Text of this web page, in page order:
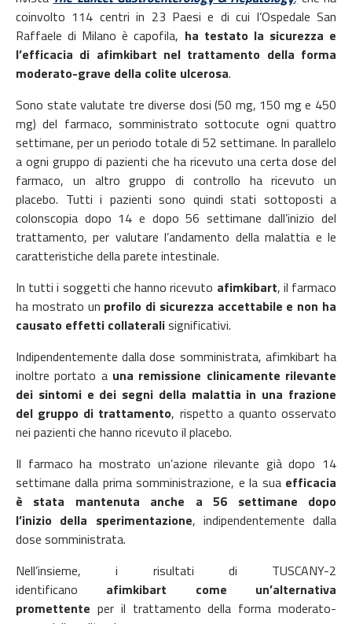
coinvolto 114 centri in 23 Paesi e di cui l’Ospedale San
Raffaele di Milano è capofila, ha testato la sicurezza e
l’efficacia di afimkibart nel trattamento della forma
moderato-grave della colite ulcerosa.
Sono state valutate tre diverse dosi (50 mg, 150 mg e 450
mg) del farmaco, somministrato sottocute ogni quattro
settimane, per un periodo totale di 52 settimane. In parallelo
a ogni gruppo di pazienti che ha ricevuto una certa dose del
farmaco, un altro gruppo di controllo ha ricevuto un
placebo. Tutti i pazienti sono quindi stati sottoposti a
colonscopia dopo 14 e dopo 56 settimane dall’inizio del
trattamento, per valutare l’andamento della malattia e le
caratteristiche della parete intestinale.
In tutti i soggetti che hanno ricevuto afimkibart, il farmaco
ha mostrato un profilo di sicurezza accettabile e non ha
causato effetti collateralisignificativi.
Indipendentemente dalla dose somministrata, afimkibart ha
inoltre portato a una remissione clinicamente rilevante
dei sintomi e dei segni della malattia in una frazione
del gruppo di trattamento, rispetto a quanto osservato
nei pazienti che hanno ricevuto il placebo.
Il farmaco ha mostrato un’azione rilevante già dopo 14
settimane dalla prima somministrazione, e la sua efficacia
è stata mantenuta anche a 56 settimane dopo
l’inizio della sperimentazione, indipendentemente dalla
dose somministrata.
Nell’insieme, i risultati di TUSCANY-2
identificano afimkibart come un’alternativa
promettente per il trattamento della forma moderato-